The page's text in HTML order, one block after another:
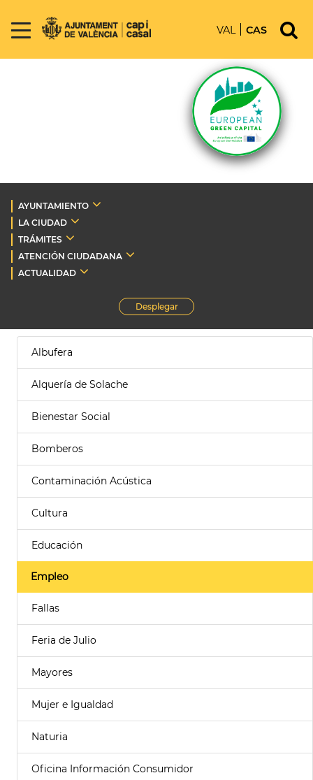
VAL CAS
AYUNTAMIENTO
LA CIUDAD
TRÁMITES
ATENCIÓN CIUDADANA
ACTUALIDAD
Desplegar
Albufera
Alquería de Solache
Bienestar Social
Bomberos
Contaminación Acústica
Cultura
Educación
Empleo
Fallas
Feria de Julio
Mayores
Mujer e Igualdad
Naturia
Oficina Información Consumidor